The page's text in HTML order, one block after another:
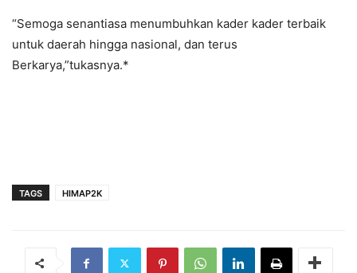
“Semoga senantiasa menumbuhkan kader kader terbaik
untuk daerah hingga nasional, dan terus
Berkarya,”tukasnya.*
TAGS HIMAP2K